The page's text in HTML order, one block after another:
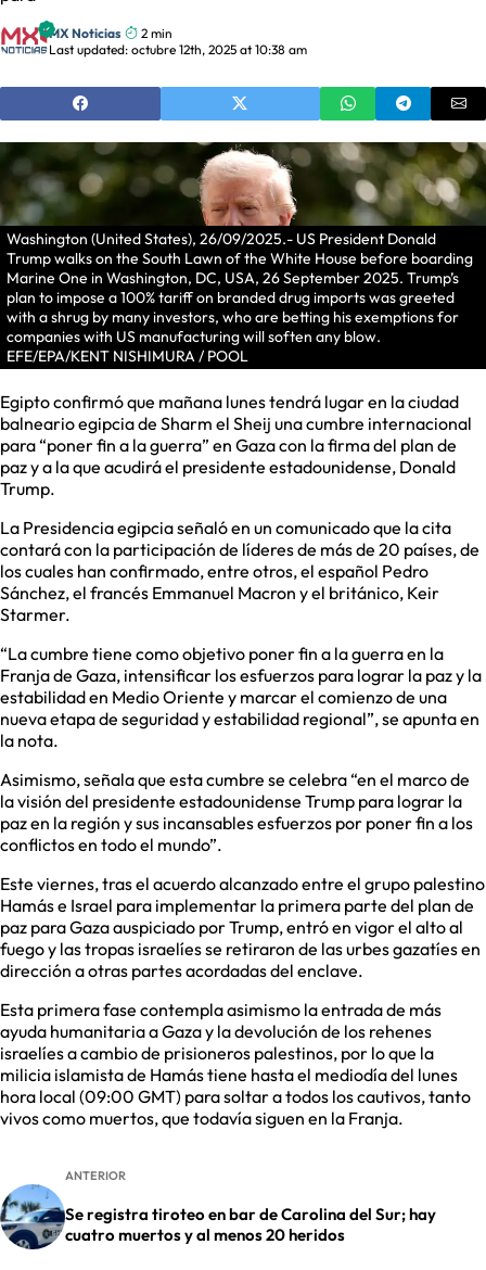
MX Noticias
2 min
Last updated: octubre 12th, 2025 at 10:38 am
Washington (United States), 26/09/2025.- US President Donald
Trump walks on the South Lawn of the White House before boarding
Marine One in Washington, DC, USA, 26 September 2025. Trump’s
plan to impose a 100% tariff on branded drug imports was greeted
with a shrug by many investors, who are betting his exemptions for
companies with US manufacturing will soften any blow.
EFE/EPA/KENT NISHIMURA / POOL
Egipto confirmó que mañana lunes tendrá lugar en la ciudad
balneario egipcia de Sharm el Sheij una cumbre internacional
para “poner fin a la guerra” en Gaza con la firma del plan de
paz y a la que acudirá el presidente estadounidense, Donald
Trump.
La Presidencia egipcia señaló en un comunicado que la cita
contará con la participación de líderes de más de 20 países, de
los cuales han confirmado, entre otros, el español Pedro
Sánchez, el francés Emmanuel Macron y el británico, Keir
Starmer.
“La cumbre tiene como objetivo poner fin a la guerra en la
Franja de Gaza, intensificar los esfuerzos para lograr la paz y la
estabilidad en Medio Oriente y marcar el comienzo de una
nueva etapa de seguridad y estabilidad regional”, se apunta en
la nota.
Asimismo, señala que esta cumbre se celebra “en el marco de
la visión del presidente estadounidense Trump para lograr la
paz en la región y sus incansables esfuerzos por poner fin a los
conflictos en todo el mundo”.
Este viernes, tras el acuerdo alcanzado entre el grupo palestino
Hamás e Israel para implementar la primera parte del plan de
paz para Gaza auspiciado por Trump, entró en vigor el alto al
fuego y las tropas israelíes se retiraron de las urbes gazatíes en
dirección a otras partes acordadas del enclave.
Esta primera fase contempla asimismo la entrada de más
ayuda humanitaria a Gaza y la devolución de los rehenes
israelíes a cambio de prisioneros palestinos, por lo que la
milicia islamista de Hamás tiene hasta el mediodía del lunes
hora local (09:00 GMT) para soltar a todos los cautivos, tanto
vivos como muertos, que todavía siguen en la Franja.
ANTERIOR
Se registra tiroteo en bar de Carolina del Sur; hay
cuatro muertos y al menos 20 heridos